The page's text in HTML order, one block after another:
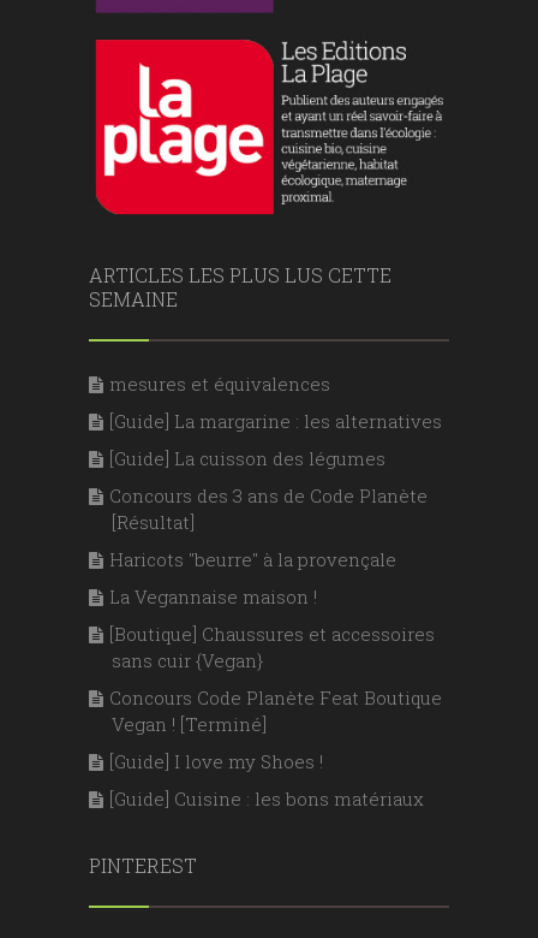
ARTICLES LES PLUS LUS CETTE
SEMAINE
mesures et équivalences
[Guide] La margarine : les alternatives
[Guide] La cuisson des légumes
Concours des 3 ans de Code Planète
[Résultat]
Haricots "beurre" à la provençale
La Vegannaise maison !
[Boutique] Chaussures et accessoires
sans cuir {Vegan}
Concours Code Planète Feat Boutique
Vegan ! [Terminé]
[Guide] I love my Shoes !
[Guide] Cuisine : les bons matériaux
PINTEREST